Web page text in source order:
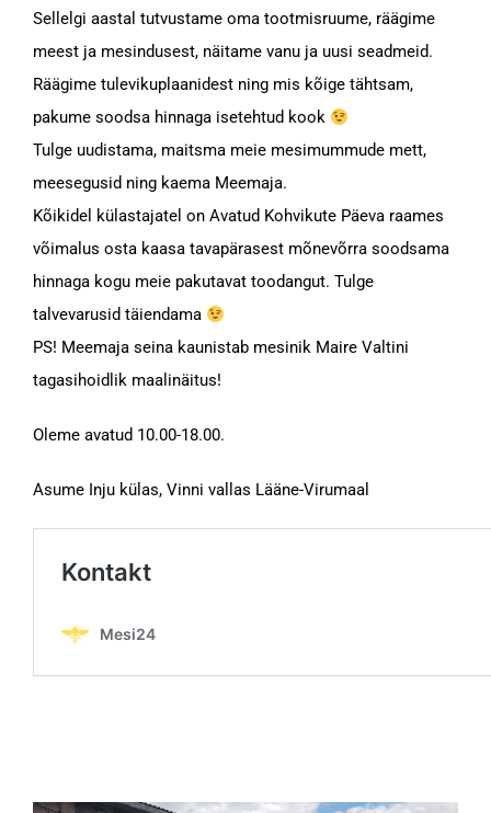
Sellelgi aastal tutvustame oma tootmisruume, räägime
meest ja mesindusest, näitame vanu ja uusi seadmeid.
Räägime tulevikuplaanidest ning mis kõige tähtsam,
pakume soodsa hinnaga isetehtud kook
Tulge uudistama, maitsma meie mesimummude mett,
meesegusid ning kaema Meemaja.
Kõikidel külastajatel on Avatud Kohvikute Päeva raames
võimalus osta kaasa tavapärasest mõnevõrra soodsama
hinnaga kogu meie pakutavat toodangut. Tulge
talvevarusid täiendama
PS! Meemaja seina kaunistab mesinik Maire Valtini
tagasihoidlik maalinäitus!
Oleme avatud 10.00-18.00.
Asume Inju külas, Vinni vallas Lääne-Virumaal